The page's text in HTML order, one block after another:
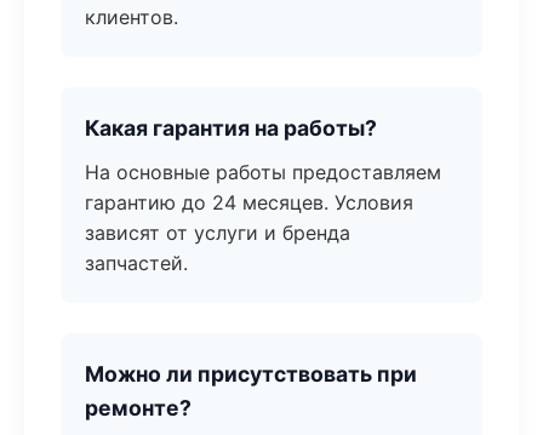
клиентов.
Какая гарантия на работы?
На основные работы предоставляем
гарантию до 24 месяцев. Условия
зависят от услуги и бренда
запчастей.
Можно ли присутствовать при
ремонте?